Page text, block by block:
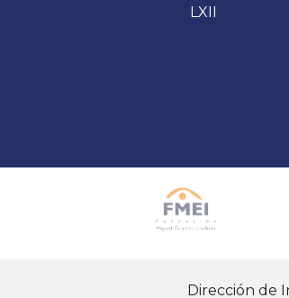
LXII
Dirección de